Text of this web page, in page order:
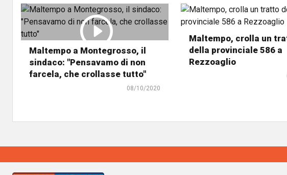
Maltempo a Montegrosso, il
sindaco: "Pensavamo di non
farcela, che crollasse tutto"
08/10/2020
Maltempo, crolla un
della provinciale 586 a
Rezzoaglio